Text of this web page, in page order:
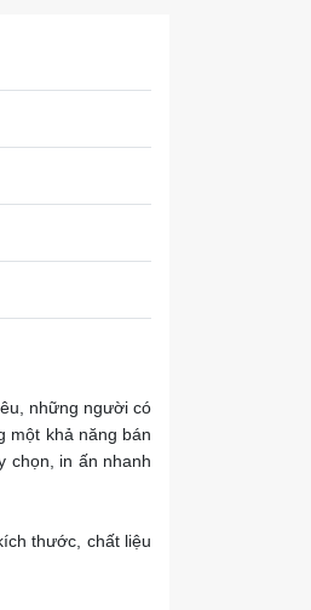
những người có
một khả năng bán
chọn, in ấn nhanh
thước, chất liệu